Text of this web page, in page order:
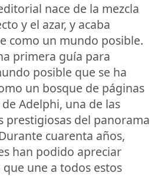
nace de la mezcla
y el azar, y acaba
como un mundo posible.
primera guía para
posible que se ha
un bosque de páginas
Adelphi, una de las
prestigiosas del panorama
cuarenta años,
han podido apreciar
une a todos estos